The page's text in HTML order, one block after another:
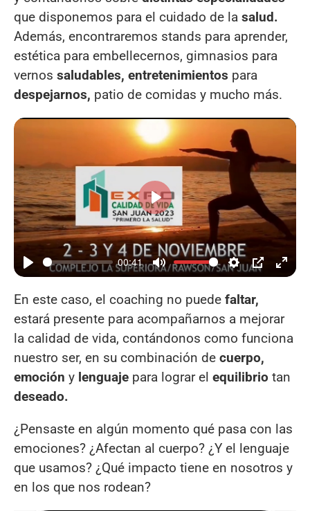
que disponemos para el cuidado de la salud.
Además, encontraremos stands para aprender,
estética para embellecernos, gimnasios para
vernos saludables, entretenimientos para
despejarnos, patio de comidas y mucho más.
00:41
Reproducir
En este caso, el coaching no puede faltar,
estará presente para acompañarnos a mejorar
la calidad de vida, contándonos como funciona
nuestro ser, en su combinación de cuerpo,
emoción y lenguaje para lograr el equilibrio tan
deseado.
¿Pensaste en algún momento qué pasa con las
emociones? ¿Afectan al cuerpo? ¿Y el lenguaje
que usamos? ¿Qué impacto tiene en nosotros y
en los que nos rodean?